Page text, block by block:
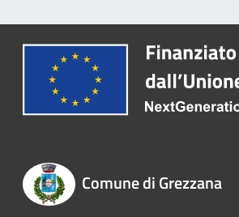
Comune di Grezzana